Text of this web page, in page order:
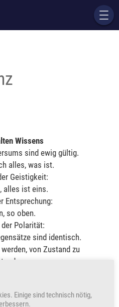
Wissens
sind ewig gültig.
alles, was ist.
Geistigkeit:
alles ist eins.
Entsprechung:
so oben.
Polarität:
sind identisch.
von Zustand zu
zu kommen
Einige sind technisch nötig,